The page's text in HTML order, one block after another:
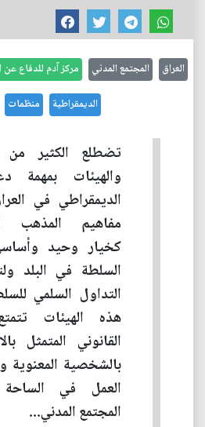
العراق المجتمع المدني مركز آدم للدفاع
الديمقراطية منظمات
تضطلع الكثير من
والهيئات بمهمة
الديمقراطي في
مفاهيم المذهب
كخيار وحيد
السلطة في البلد
التداول السلمي
هذه الهيئات
القانوني المتمثل
بالشخصية المعنوية
العمل في
المجتمع المدني...